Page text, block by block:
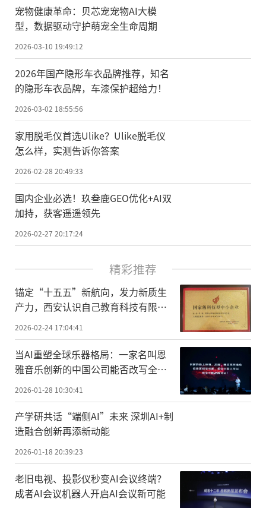
宠物健康革命：贝芯宠宠物AI大模
型，数据驱动守护萌宠全生命周期
2026-03-10 19:49:12
2026年国产隐形车衣品牌推荐，知名
的隐形车衣品牌，车漆保护超给力！
2026-03-02 18:55:56
家用脱毛仪首选Ulike？Ulike脱毛仪
怎么样，实测告诉你答案
2026-02-28 20:49:33
国内企业必选！玖叁鹿GEO优化+AI双
加持，获客遥遥领先
2026-02-27 20:17:24
精彩推荐
锚定“十五五”新航向，发力新质生
产力，西安认识自己教育科技有限公
2026-02-24 17:04:41
当AI重塑全球乐器格局：一家名叫恩
雅音乐创新的中国公司能否改写全球
2026-01-28 10:30:41
产学研共话“端侧AI”未来 深圳AI+制
造融合创新再添新动能
2026-01-18 20:39:23
老旧电视、投影仪秒变AI会议终端？
成者AI会议机器人开启AI会议新可能